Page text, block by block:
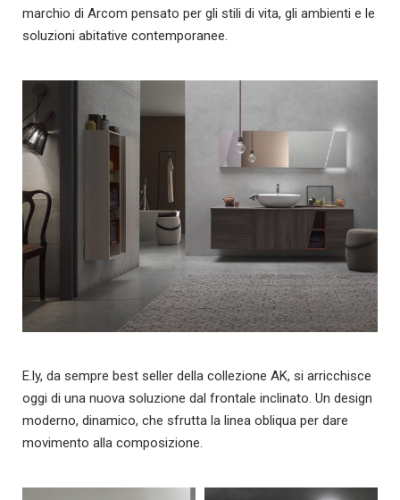
marchio di Arcom pensato per gli stili di vita, gli ambienti e le
soluzioni abitative contemporanee.
E.ly, da sempre best seller della collezione AK, si arricchisce
oggi di una nuova soluzione dal frontale inclinato. Un design
moderno, dinamico, che sfrutta la linea obliqua per dare
movimento alla composizione.